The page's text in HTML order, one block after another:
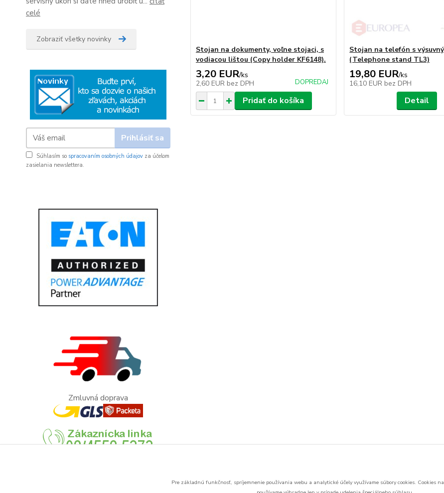
celé
Zobraziť všetky novinky
Prihlásiť sa
Súhlasím so spracovaním osobných údajov za účelom
zasielania newslettera.
Zmluvná doprava
Stojan na dokumenty, voľne stojaci, s
vodiacou lištou (Copy holder KF6148).
3,20 EUR/ks
2,60 EUR bez DPH DOPREDAJ
Pridať do košíka
Stojan na telefón s
(Telephone stand TL3)
19,80 EUR/ks
16,10 EUR bez DPH
Detail
Pre základnú funkčnosť, spríjemnenie používania webu a analytické účely využívame súbory cookies. Cookies